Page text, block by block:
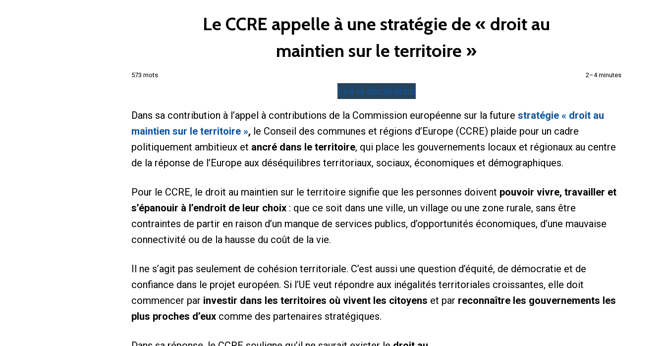
Le CCRE appelle à une stratégie de « droit au
maintien sur le territoire »
573 mots 2–4 minutes
Lire la déclaration
Dans sa contribution à l’appel à contributions de la Commission européenne sur la future stratégie « droit au
maintien sur le territoire », le Conseil des communes et régions d’Europe (CCRE) plaide pour un cadre
politiquement ambitieux et ancré dans le territoire, qui place les gouvernements locaux et régionaux au centre
de la réponse de l’Europe aux déséquilibres territoriaux, sociaux, économiques et démographiques.
Pour le CCRE, le droit au maintien sur le territoire signifie que les personnes doivent pouvoir vivre, travailler et
s’épanouir à l’endroit de leur choix : que ce soit dans une ville, un village ou une zone rurale, sans être
contraintes de partir en raison d’un manque de services publics, d’opportunités économiques, d’une mauvaise
connectivité ou de la hausse du coût de la vie.
Il ne s’agit pas seulement de cohésion territoriale. C’est aussi une question d’équité, de démocratie et de
confiance dans le projet européen. Si l’UE veut répondre aux inégalités territoriales croissantes, elle doit
commencer par investir dans les territoires où vivent les citoyens et par reconnaître les gouvernements les
plus proches d’eux comme des partenaires stratégiques.